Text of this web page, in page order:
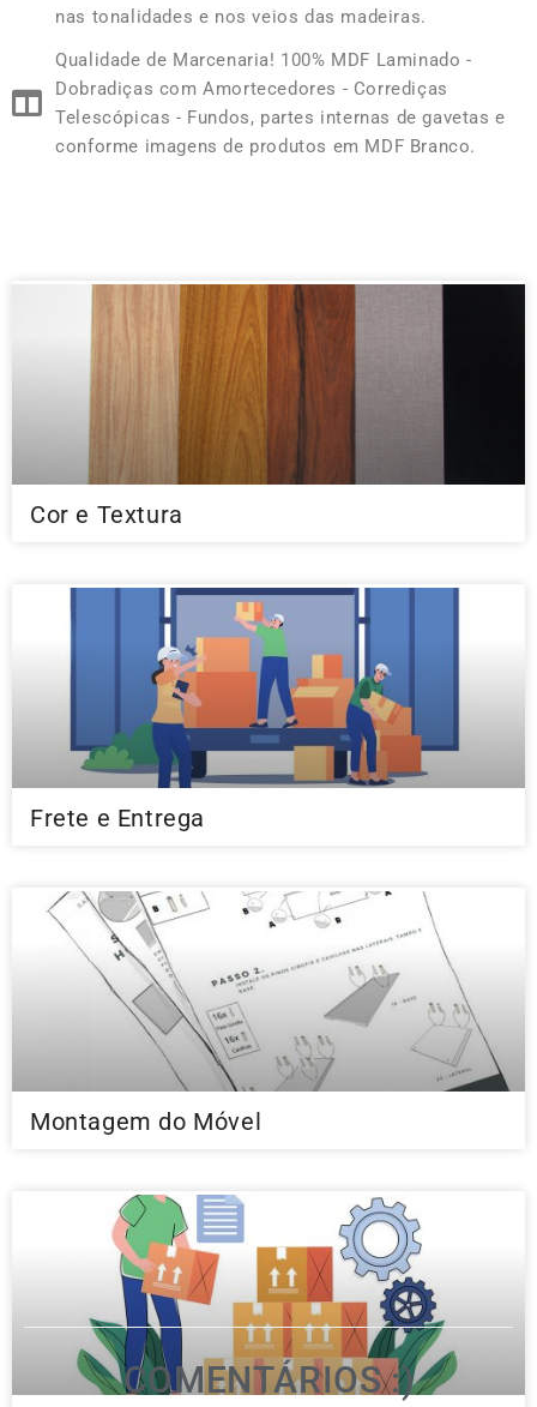
nas tonalidades e nos veios das madeiras.
Qualidade de Marcenaria! 100% MDF Laminado -
Dobradiças com Amortecedores - Corrediças
Telescópicas - Fundos, partes internas de gavetas e
conforme imagens de produtos em MDF Branco.
Cor e Textura
Frete e Entrega
Montagem do Móvel
COMENTÁRIOS :)